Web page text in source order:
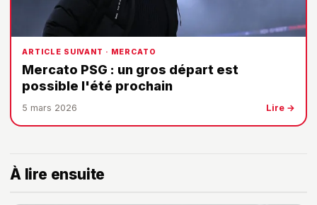
ARTICLE SUIVANT · MERCATO
Mercato PSG : un gros départ est
possible l'été prochain
5 mars 2026 Lire →
À lire ensuite